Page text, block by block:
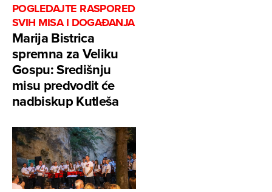
POGLEDAJTE RASPORED
SVIH MISA I DOGAĐANJA
Marija Bistrica
spremna za Veliku
Gospu: Središnju
misu predvodit će
nadbiskup Kutleša